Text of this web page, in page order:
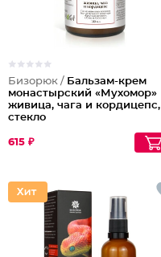
Бизорюк / Бальзам-крем
монастырский «Мухомор»
живица, чага и кордицепс,
стекло
615 ₽